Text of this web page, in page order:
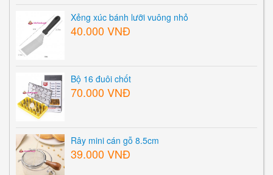
Xẻng xúc bánh lưỡi vuông nhỏ
40.000 VNĐ
Bộ 16 đuôi chốt
70.000 VNĐ
Rây mini cán gỗ 8.5cm
39.000 VNĐ